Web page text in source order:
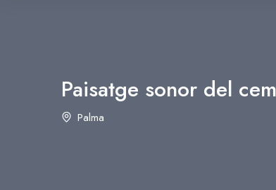
Paisatge sonor del
Palma